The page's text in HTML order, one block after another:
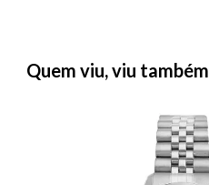
Quem viu, viu também